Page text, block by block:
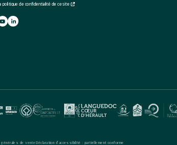
politique de confidentialité de ce site
générales de vente Déclaration d’accessibilité : partiellement conforme